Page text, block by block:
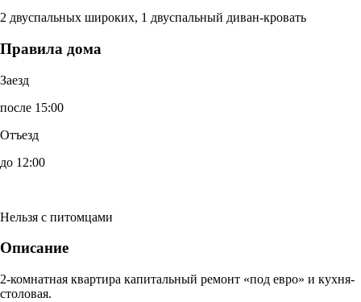
2 двуспальных широких, 1 двуспальный диван-кровать
Правила дома
Заезд
после 15:00
Отъезд
до 12:00
Нельзя с питомцами
Описание
2-комнатная квартира капитальный ремонт «под евро» и кухня-
столовая.